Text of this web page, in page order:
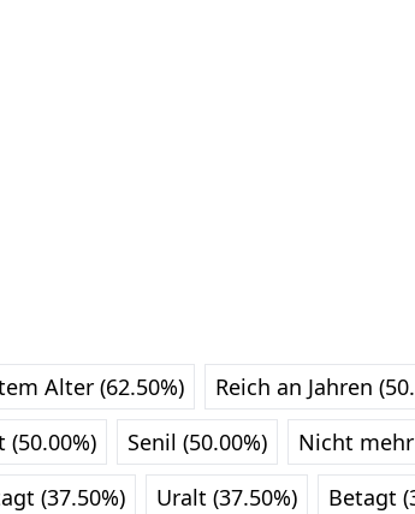
Alter (62.50%)
Reich an Jahren
(50.00%) Senil (50.00%)
Nicht
(37.50%) Uralt (37.50%)
Betagt